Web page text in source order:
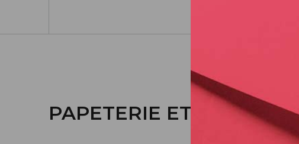
PAPETERIE ET ÉCRITURE